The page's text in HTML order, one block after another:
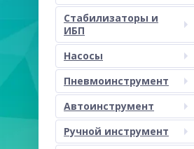
Стабилизаторы и
ИБП
Насосы
Пневмоинструмент
Автоинструмент
Ручной инструмент